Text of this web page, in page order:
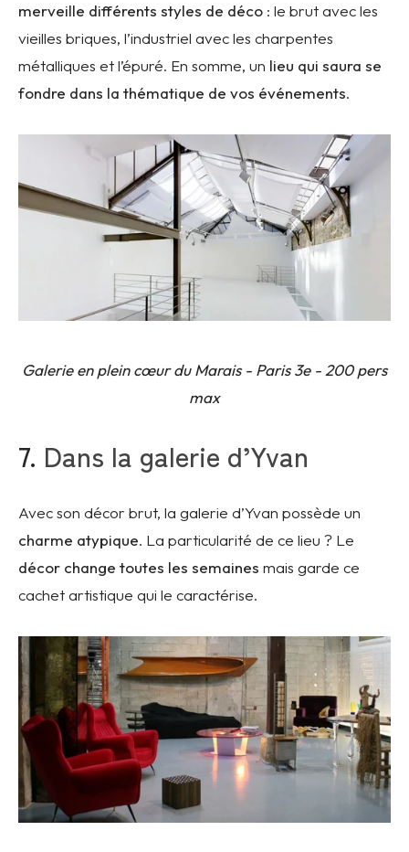
merveille différents styles de déco : le brut avec les
vieilles briques, l’industriel avec les charpentes
métalliques et l’épuré. En somme, un lieu qui saura se
fondre dans la thématique de vos événements.
Galerie en plein cœur du Marais - Paris 3e - 200 pers
max
7. Dans la galerie d’Yvan
Avec son décor brut, la galerie d’Yvan possède un
charme atypique. La particularité de ce lieu ? Le
décor change toutes les semaines mais garde ce
cachet artistique qui le caractérise.